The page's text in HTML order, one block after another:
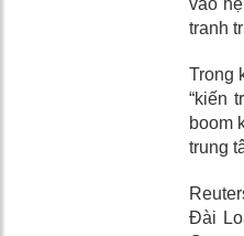
vào
tranh
Trong
“kiến
boom
trung
Đài